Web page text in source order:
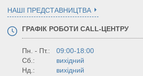
НАШІ ПРЕДСТАВНИЦТВА
ГРАФІК РОБОТИ CALL-ЦЕНТРУ
Пн. - Пт.:
09:00-18:00
Сб.:
вихідний
Нд.:
вихідний